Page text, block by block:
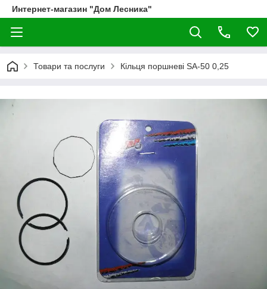
Интернет-магазин "Дом Лесника"
Товари та послуги Кільця поршневі SA-50 0,25